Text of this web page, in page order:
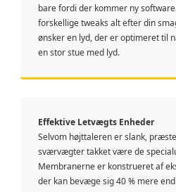
bare fordi der kommer ny
forskellige tweaks alt efter din
ønsker en lyd, der er optimeret til
en stor stue med lyd.
Effektive Letvægts Enheder
Selvom højttaleren er slank,
sværvægter takket være de
Membranerne er konstrueret af
der kan bevæge sig 40 % mere